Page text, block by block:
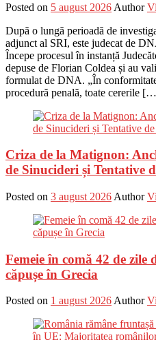
Posted on 5 august 2026 Author
După o lungă perioadă de
adjunct al SRI, este judecat de
Începe procesul în instanță
depuse de Florian Coldea și au
formulat de DNA. „În
procedură penală, toate cererile
Criza de la Matignon:
de Sinucideri și Tentative
Posted on 3 august 2026 Author
Femeie în comă 42 de zile
căpușe în Grecia
Posted on 1 august 2026 Author